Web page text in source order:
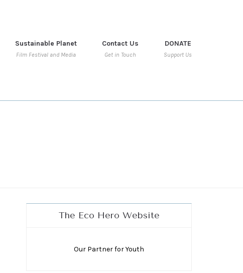
Sustainable Planet
Film Festival and Media
Contact Us
Get in Touch
DONATE
Support Us
The Eco Hero Website
Our Partner for Youth